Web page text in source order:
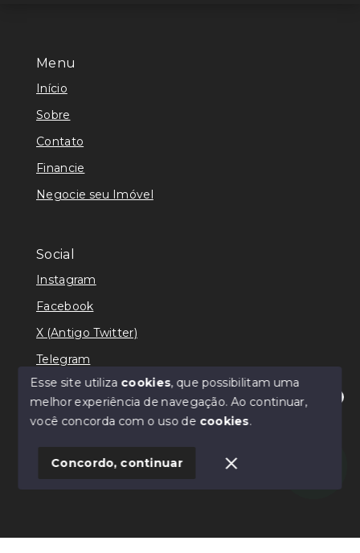
Olá! Estamos disponíveis para te ajudar.
Menu
Início
Sobre
Contato
Financie
Negocie seu Imóvel
Social
Instagram
Facebook
X (Antigo Twitter)
Telegram
© Copyright 2026 - Ricardo Lilian - Todos os direitos
SITE PARA IMOBILIARIA
Esse site utiliza cookies, que possibilitam uma
melhor experiência de navegação.Ao continuar,
você concorda com o uso de cookies.
Concordo, continuar